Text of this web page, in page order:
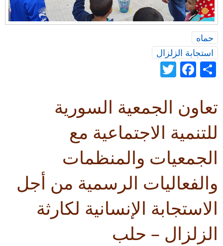
•
حماه
استجابة الزلزال
Share
Facebook
تعاون الجمعية السورية
للتنمية الاجتماعية مع
الجمعيات والمنظمات
والفعاليات الرسمية من أجل
الاستجابة الإنسانية لكارثة
الزلزال – حلب